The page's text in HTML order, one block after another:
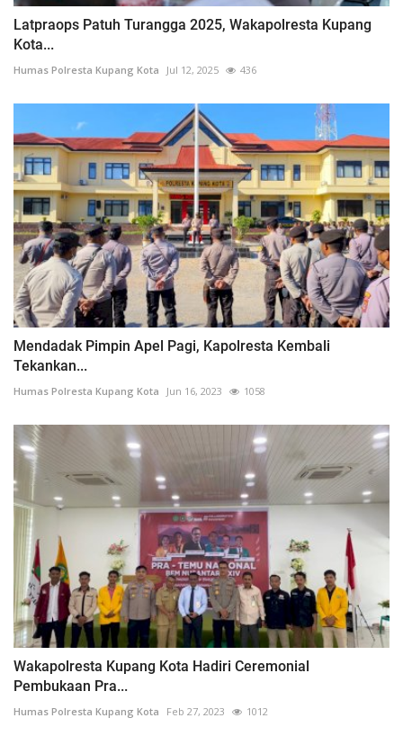
Latpraops Patuh Turangga 2025, Wakapolresta Kupang
Kota...
Humas Polresta Kupang Kota Jul 12, 2025 436
Mendadak Pimpin Apel Pagi, Kapolresta Kembali
Tekankan...
Humas Polresta Kupang Kota Jun 16, 2023 1058
Wakapolresta Kupang Kota Hadiri Ceremonial
Pembukaan Pra...
Humas Polresta Kupang Kota Feb 27, 2023 1012